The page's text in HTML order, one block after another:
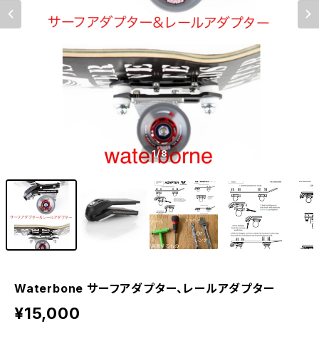
1/8
Waterbone サーフアダプター、レールアダプター
¥15,000